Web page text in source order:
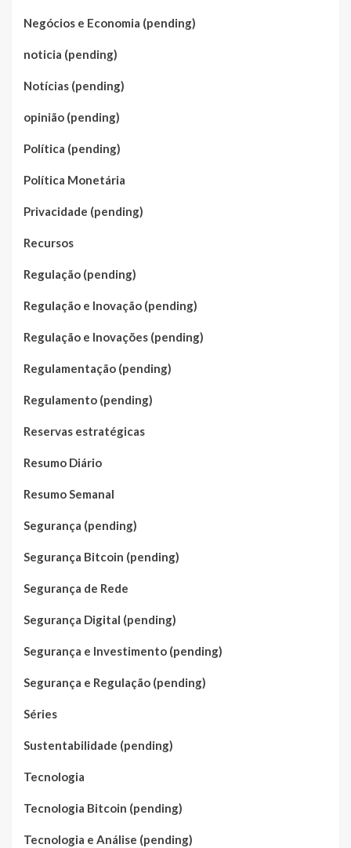
Negócios e Economia (pending)
noticia (pending)
Notícias (pending)
opinião (pending)
Política (pending)
Política Monetária
Privacidade (pending)
Recursos
Regulação (pending)
Regulação e Inovação (pending)
Regulação e Inovações (pending)
Regulamentação (pending)
Regulamento (pending)
Reservas estratégicas
Resumo Diário
Resumo Semanal
Segurança (pending)
Segurança Bitcoin (pending)
Segurança de Rede
Segurança Digital (pending)
Segurança e Investimento (pending)
Segurança e Regulação (pending)
Séries
Sustentabilidade (pending)
Tecnologia
Tecnologia Bitcoin (pending)
Tecnologia e Análise (pending)